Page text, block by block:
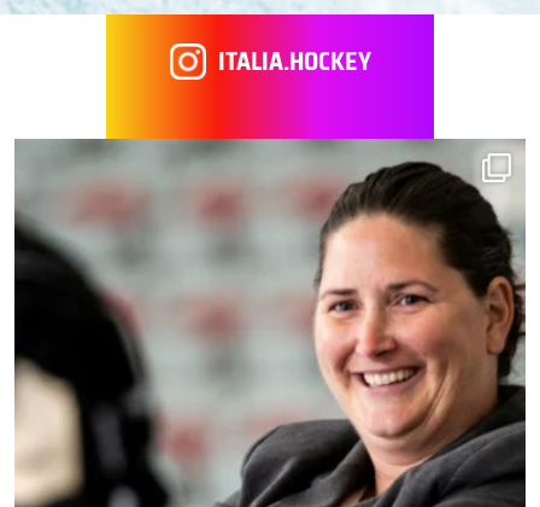
ITALIA.HOCKEY